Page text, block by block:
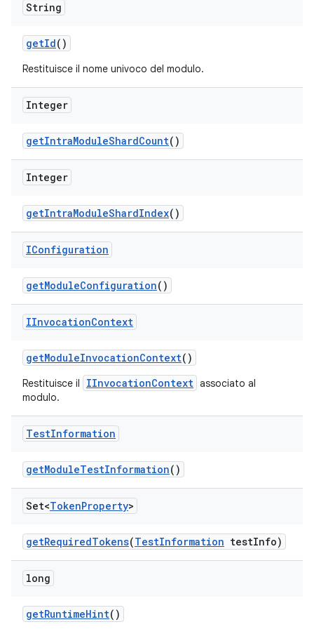
String
getId()
Restituisce il nome univoco del modulo.
Integer
getIntraModuleShardCount()
Integer
getIntraModuleShardIndex()
IConfiguration
getModuleConfiguration()
IInvocationContext
getModuleInvocationContext()
Restituisce il IInvocationContext associato al
modulo.
TestInformation
getModuleTestInformation()
Set<TokenProperty>
getRequiredTokens(TestInformation testInfo)
long
getRuntimeHint()